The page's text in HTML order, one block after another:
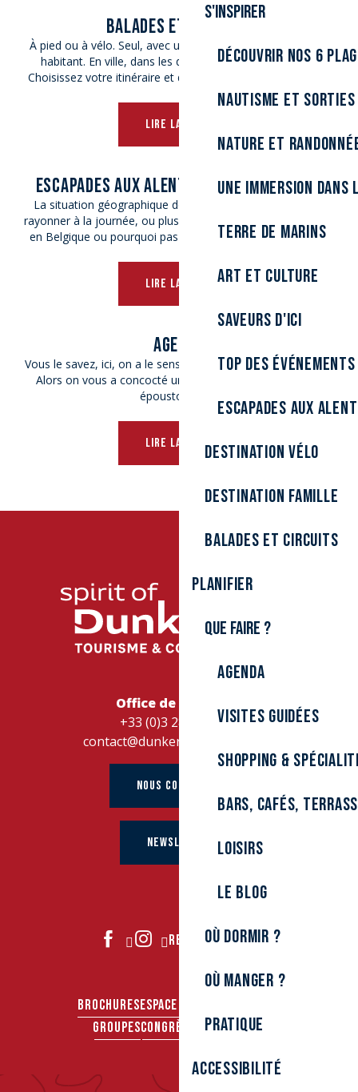
S'inspirer
Découvrir nos 6
Nautisme et sorties
Nature et
Une immersion
Terre de marins
Art et culture
Saveurs d'ici
Top des événements
Escapades aux
Destination Vélo
Destination Famille
Balades et circuits
Planifier
Que faire ?
Agenda
Visites guidées
Shopping &
Bars, cafés,
Loisirs
Le Blog
Où dormir ?
Où manger ?
Pratique
Accessibilité
BALADES ET CIRCUITS
À pied ou à vélo. Seul, avec un guide, un audioguide ou un
habitant. En ville, dans les dunes ou à travers les bois.
Choisissez votre itinéraire et découvrez notre destination...
LIRE LA SUITE
ESCAPADES AUX ALENTOURS DE DUNKERQUE
La situation géographique de Dunkerque est idéale pour
rayonner à la journée, ou plus, dans la campagne flamande,
en Belgique ou pourquoi pas jusqu’en Angleterre ? Alors,...
LIRE LA SUITE
AGENDA
Vous le savez, ici, on a le sens de la fête et on sait accueillir.
Alors on vous a concocté un agenda de manifestations
époustouflant !
LIRE LA SUITE
Office de Tourisme
+33 (0)3 28 26 27 28
contact@dunkerque-tourisme.fr
NOUS CONTACTER
NEWSLETTER
REJOIGNEZ-NOUS
BROCHURESESPACE PRO
GROUPESCONGRÈS & SÉMINAIRES